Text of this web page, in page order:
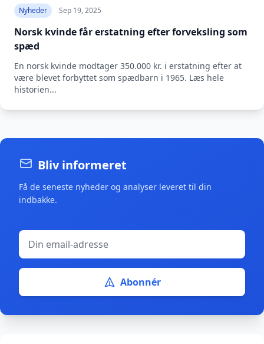
Nyheder Sep 19, 2025
Norsk kvinde får erstatning efter forveksling som
spæd
En norsk kvinde modtager 350.000 kr. i erstatning efter at
være blevet forbyttet som spædbarn i 1965. Læs hele
historien...
Bliv informeret
Få de seneste nyheder og analyser leveret til din
indbakke.
Abonnér